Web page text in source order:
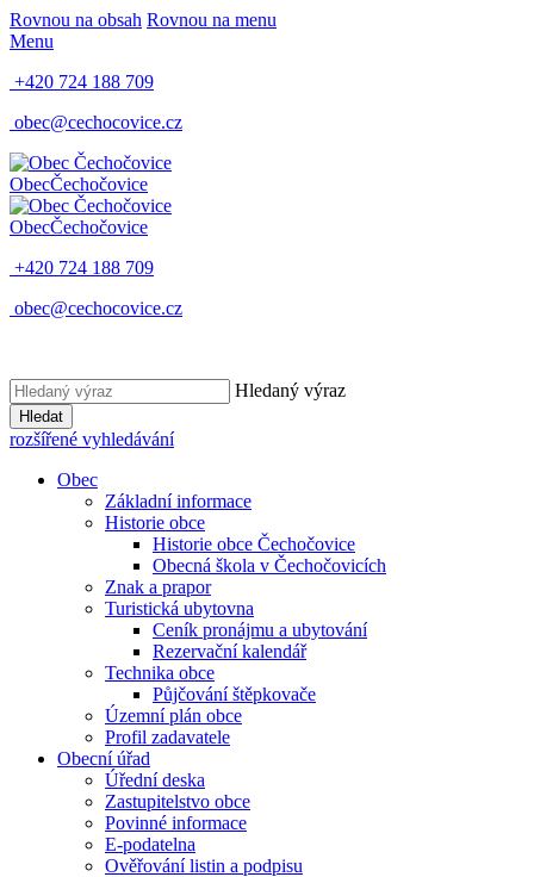
Rovnou na obsah Rovnou na menu
Menu
+420 724 188 709
obec@cechocovice.cz
ObecČechočovice
ObecČechočovice
+420 724 188 709
obec@cechocovice.cz
Hledaný výraz
Hledat
rozšířené vyhledávání
Obec
Základní informace
Historie obce
Historie obce Čechočovice
Obecná škola v Čechočovicích
Znak a prapor
Turistická ubytovna
Ceník pronájmu a ubytování
Rezervační kalendář
Technika obce
Půjčování štěpkovače
Územní plán obce
Profil zadavatele
Obecní úřad
Úřední deska
Zastupitelstvo obce
Povinné informace
E-podatelna
Ověřování listin a podpisu